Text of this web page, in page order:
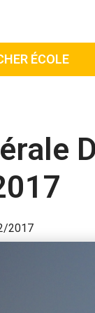
ÉCOLE
2017